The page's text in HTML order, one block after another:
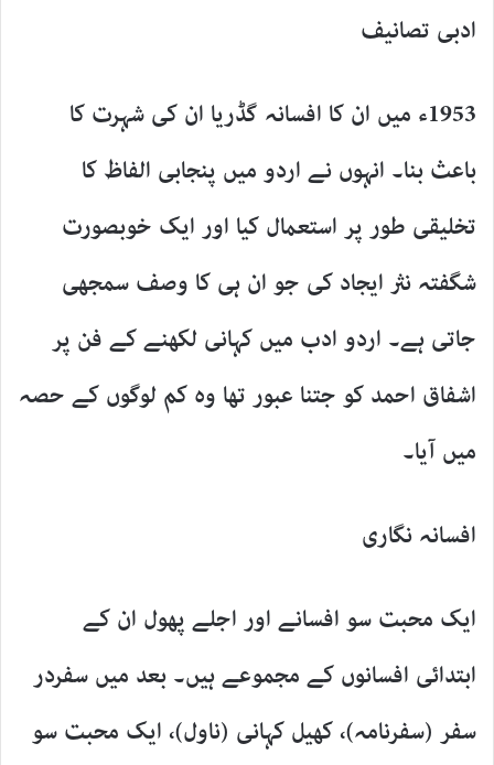
ادبی تصانیف
1953ء میں ان کا افسانہ گڈریا ان کی شہرت کا
باعث بنا۔ انہوں نے اردو میں پنجابی الفاظ کا
تخلیقی طور پر استعمال کیا اور ایک خوبصورت
شگفتہ نثر ایجاد کی جو ان ہی کا وصف سمجھی
جاتی ہے۔ اردو ادب میں کہانی لکھنے کے فن پر
اشفاق احمد کو جتنا عبور تھا وہ کم لوگوں کے حصہ
میں آیا۔
افسانہ نگاری
ایک محبت سو افسانے اور اجلے پھول ان کے
ابتدائی افسانوں کے مجموعے ہیں۔ بعد میں سفردر
سفر (سفرنامہ)، کھیل کہانی (ناول)، ایک محبت سو